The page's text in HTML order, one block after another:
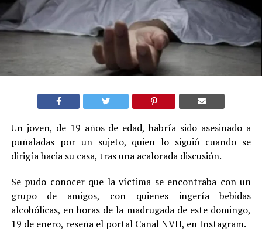
Un joven, de 19 años de edad, habría sido asesinado a
puñaladas por un sujeto, quien lo siguió cuando se
dirigía hacia su casa, tras una acalorada discusión.
Se pudo conocer que la víctima se encontraba con un
grupo de amigos, con quienes ingería bebidas
alcohólicas, en horas de la madrugada de este domingo,
19 de enero, reseña el portal Canal NVH, en Instagram.